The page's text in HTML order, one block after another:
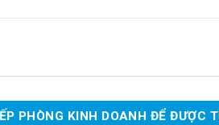
PHÒNG KINH DOANH ĐỂ ĐƯỢC